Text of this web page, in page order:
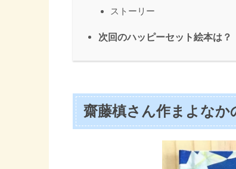
ストーリー
次回のハッピーセット絵本は？
齋藤槙さん作まよなか